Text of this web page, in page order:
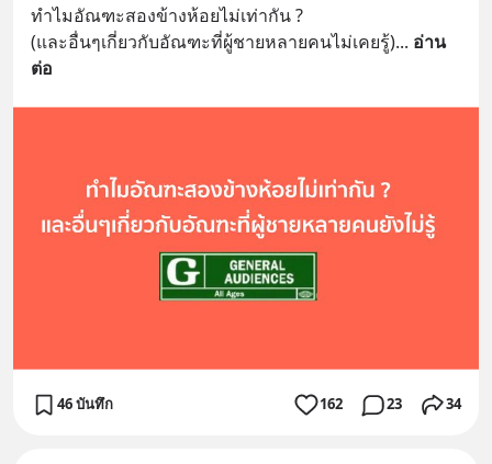
ทำไมอัณฑะสองข้างห้อยไม่เท่ากัน ?
(และอื่นๆเกี่ยวกับอัณฑะที่ผู้ชายหลายคนไม่เคยรู้)... อ่าน
ต่อ
46 บันทึก 162 23 34